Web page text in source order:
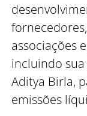
associações
incluindo
Aditya Birla,
emissões